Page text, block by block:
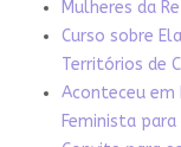
Mulheres da
Curso sobre
Territórios de
Aconteceu em
Feminista